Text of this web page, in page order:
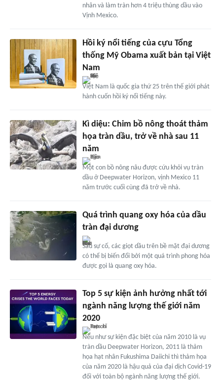
nhân và làm tràn hơn 4 triệu thùng dầu vào
Vịnh Mexico.
Hồi ký nổi tiếng của cựu Tổng
thống Mỹ Obama xuất bản tại Việt
Nam
Việt Nam là quốc gia thứ 25 trên thế giới phát
hành cuốn hồi ký nổi tiếng này.
Kì diệu: Chim bồ nông thoát thảm
họa tràn dầu, trở về nhà sau 11
năm
Một con bồ nông nâu được cứu khỏi vụ tràn
dầu ở Deepwater Horizon, vịnh Mexico 11
năm trước cuối cùng đã trở về nhà.
Quá trình quang oxy hóa của dầu
tràn đại dương
Sau sự cố, các giọt dầu trên bề mặt đại dương
có thể bị biến đổi bởi một quá trình phong hóa
được gọi là quang oxy hóa.
Top 5 sự kiện ảnh hưởng nhất tới
ngành năng lượng thế giới năm
2020
Nếu như sự kiện đặc biệt của năm 2010 là vụ
tràn dầu Deepwater Horizon, 2011 là thảm
họa hạt nhân Fukushima Daiichi thì thảm họa
của năm 2020 là hậu quả của đại dịch Covid-19
đối với toàn bộ ngành năng lượng thế giới.